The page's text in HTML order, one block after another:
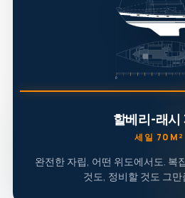
할베리-래시
세일 70M²
완전한 자립, 어떤 위도에서도. 복
것도, 정비할 것도 그